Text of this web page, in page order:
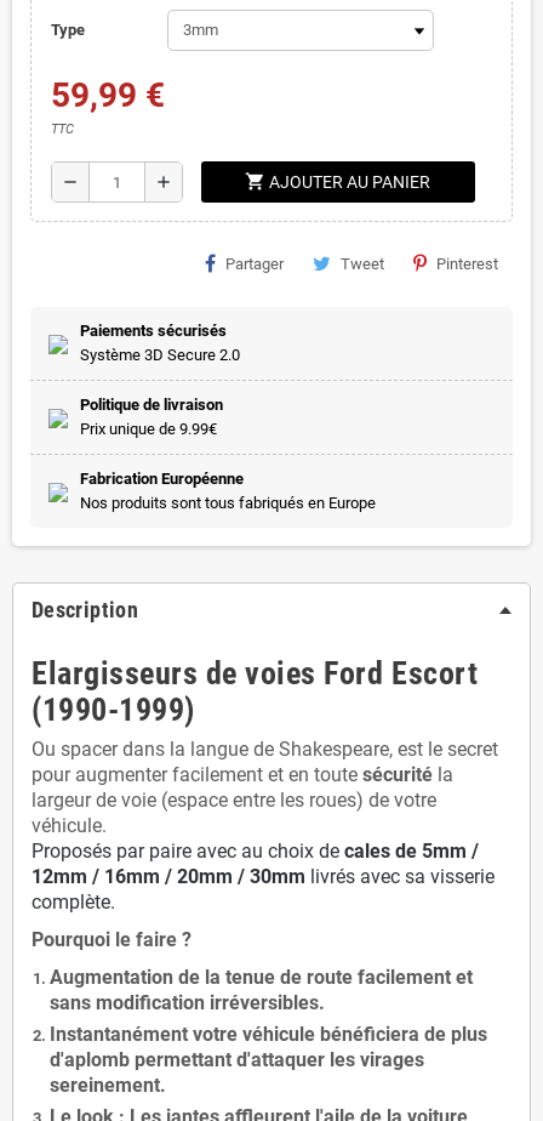
Type
59,99 €
TTC
remove add shopping_cart AJOUTER AU PANIER
Partager Tweet Pinterest
Paiements sécurisés
Système 3D Secure 2.0
Politique de livraison
Prix unique de 9.99€
Fabrication Européenne
Nos produits sont tous fabriqués en Europe
Description
Elargisseurs de voies Ford Escort
(1990-1999)
Ou spacer dans la langue de Shakespeare, est le secret
pour augmenter facilement et en toute sécurité la
largeur de voie (espace entre les roues) de votre
véhicule.
Proposés par paire avec au choix de cales de 5mm /
12mm / 16mm / 20mm / 30mm livrés avec sa visserie
complète.
Pourquoi le faire ?
Augmentation de la tenue de route facilement et
sans modification irréversibles.
Instantanément votre véhicule bénéficiera de plus
d'aplomb permettant d'attaquer les virages
sereinement.